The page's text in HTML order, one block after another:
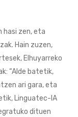
hasi zen, eta
Hain zuzen,
Elhuyarreko
“Alde batetik,
ari gara, eta
Linguatec-IA
dituen